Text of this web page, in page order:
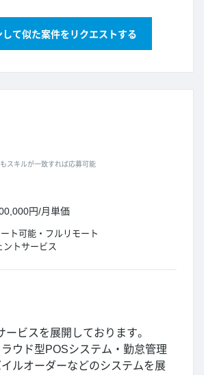
して似た案件をリクエストする
スキルが一致すれば応募可能
円/月単価
ト可能 ・ フルリモート
ントサービス
ービスを展開しております。
ウド型POSシステム・勤怠管理
ルオーダーなどのシステムを展